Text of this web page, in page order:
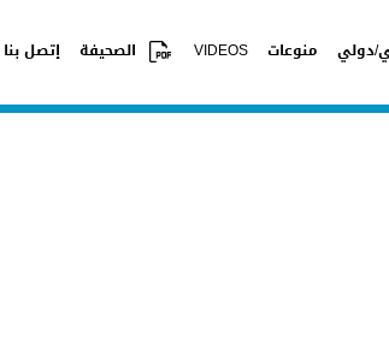
دولي منوعات VIDEOS الصحيفة إتصل بنا